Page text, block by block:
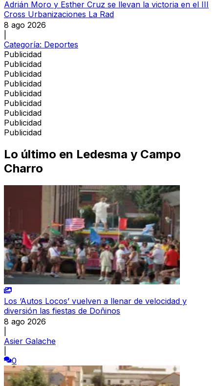
Adrián Moro y Esther Cruz se llevan la victoria en el III
Cross Urbanizaciones La Rad
8 ago 2026
Categoría: Deportes
Publicidad
Publicidad
Publicidad
Publicidad
Publicidad
Publicidad
Publicidad
Publicidad
Publicidad
Lo último en Ledesma y Campo
Charro
Los ‘Autos Locos’ vuelven a llenar de velocidad y
diversión las fiestas de Doñinos
8 ago 2026
Asier Galache
0